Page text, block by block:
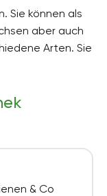
Sie können als
aber auch
Arten. Sie
& Co